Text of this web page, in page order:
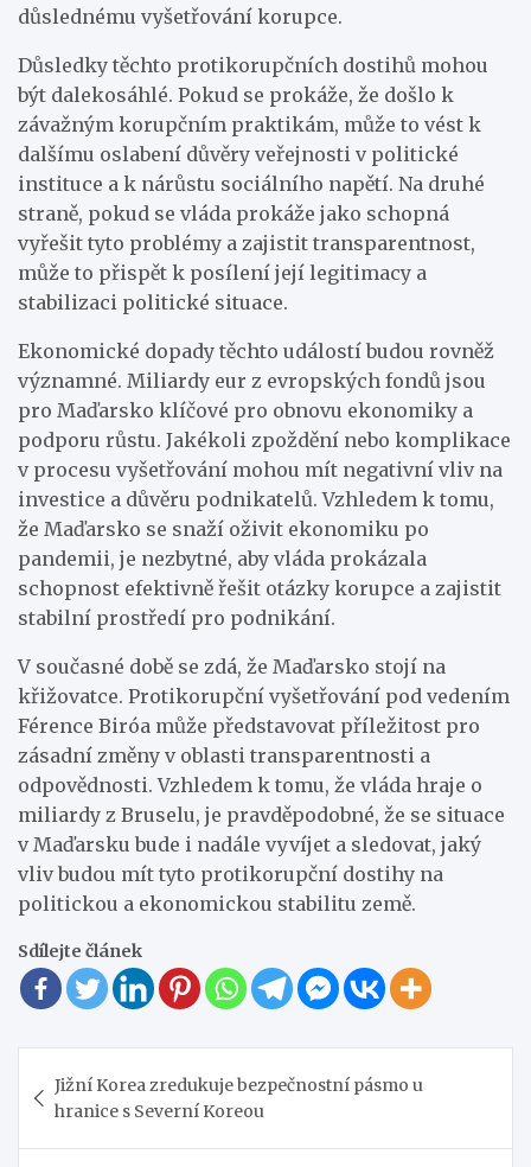
důslednému vyšetřování korupce.
Důsledky těchto protikorupčních dostihů mohou
být dalekosáhlé. Pokud se prokáže, že došlo k
závažným korupčním praktikám, může to vést k
dalšímu oslabení důvěry veřejnosti v politické
instituce a k nárůstu sociálního napětí. Na druhé
straně, pokud se vláda prokáže jako schopná
vyřešit tyto problémy a zajistit transparentnost,
může to přispět k posílení její legitimacy a
stabilizaci politické situace.
Ekonomické dopady těchto událostí budou rovněž
významné. Miliardy eur z evropských fondů jsou
pro Maďarsko klíčové pro obnovu ekonomiky a
podporu růstu. Jakékoli zpoždění nebo komplikace
v procesu vyšetřování mohou mít negativní vliv na
investice a důvěru podnikatelů. Vzhledem k tomu,
že Maďarsko se snaží oživit ekonomiku po
pandemii, je nezbytné, aby vláda prokázala
schopnost efektivně řešit otázky korupce a zajistit
stabilní prostředí pro podnikání.
V současné době se zdá, že Maďarsko stojí na
křižovatce. Protikorupční vyšetřování pod vedením
Férence Biróa může představovat příležitost pro
zásadní změny v oblasti transparentnosti a
odpovědnosti. Vzhledem k tomu, že vláda hraje o
miliardy z Bruselu, je pravděpodobné, že se situace
v Maďarsku bude i nadále vyvíjet a sledovat, jaký
vliv budou mít tyto protikorupční dostihy na
politickou a ekonomickou stabilitu země.
Sdílejte článek
pro
příspěvek
Jižní Korea zredukuje bezpečnostní pásmo u
hranice s Severní Koreou